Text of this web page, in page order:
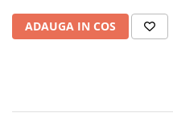
ADAUGA IN COS